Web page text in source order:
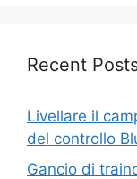
Recent
Livellare il
del controllo
Gancio di